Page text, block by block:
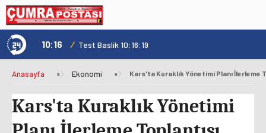
10:16 / Test Baslik 10:16:19
Anasayfa » Ekonomi » Kars'ta Kuraklık Yönetimi Planı İlerleme
Kars'ta Kuraklık Yönetimi